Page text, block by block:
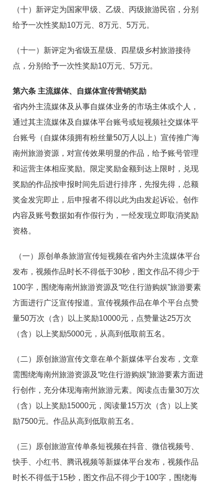
（十）新评定为国家甲级、乙级、丙级旅游民宿，分别
给予一次性奖励10万元、8万元、5万元。
（十一）新评定为省级五星级、四星级乡村旅游接待
点，分别给予一次性奖励10万元、5万元。
第六条 主流媒体、自媒体宣传营销奖励
省内外主流媒体及从事自媒体业务的市场主体或个人，
通过其主流媒体及自媒体平台账号或短视频社交媒体平
台账号（自媒体须拥有粉丝量50万人以上）宣传推广海
南州旅游资源，对宣传效果明显的作品，给予账号管理
和运营主体相应奖励。限定奖励金额到达上限时，兑现
奖励的作品按申报时间先后进行排序，先报先得，总额
奖金发完即止，后申报者不得以此为由发起诉讼。创作
内容及账号数据如有作假行为，一经发现立即取消奖励
资格。
（一）原创单条旅游宣传短视频在省内外主流媒体平台
发布，视频作品时长不得低于30秒，图文作品不得少于
100字，围绕海南州旅游资源及“吃住行游购娱”旅游要素
方面进行广泛宣传报道。宣传视频作品在单个平台点赞
量50万次（含）以上奖励10000元，点赞量达25万次
（含）以上奖励5000元，从高到低取前五名。
（二）原创旅游宣传文章在单个新媒体平台发布，文章
需围绕海南州旅游资源及“吃住行游购娱”旅游要素方面进
行创作，充分体现海南州旅游元素。阅读点击量30万次
（含）以上奖励15000元，阅读量15万次（含）以上奖
励7500元。作品从高到低取前五名。
（三）原创旅游宣传单条短视频在抖音、微信视频号、
快手、小红书、腾讯视频等新媒体平台发布，视频作品
时长不得低于15秒，图文作品不得少于100字，围绕海